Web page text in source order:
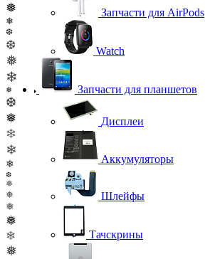
❅
❅
❆
❆
❅
❄
❅
❆
❅
❄
❄
❄
❆
❅
❅
❅
❅
❄
❅
Запчасти для AirPods
Watch
Запчасти для планшетов
Дисплеи
Аккумуляторы
Шлейфы
Тачскрины